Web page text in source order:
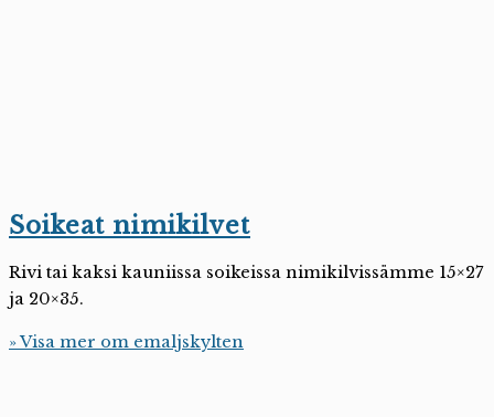
Soikeat nimikilvet
Rivi tai kaksi kauniissa soikeissa nimikilvissämme 15×27
ja 20×35.
» Visa mer om emaljskylten